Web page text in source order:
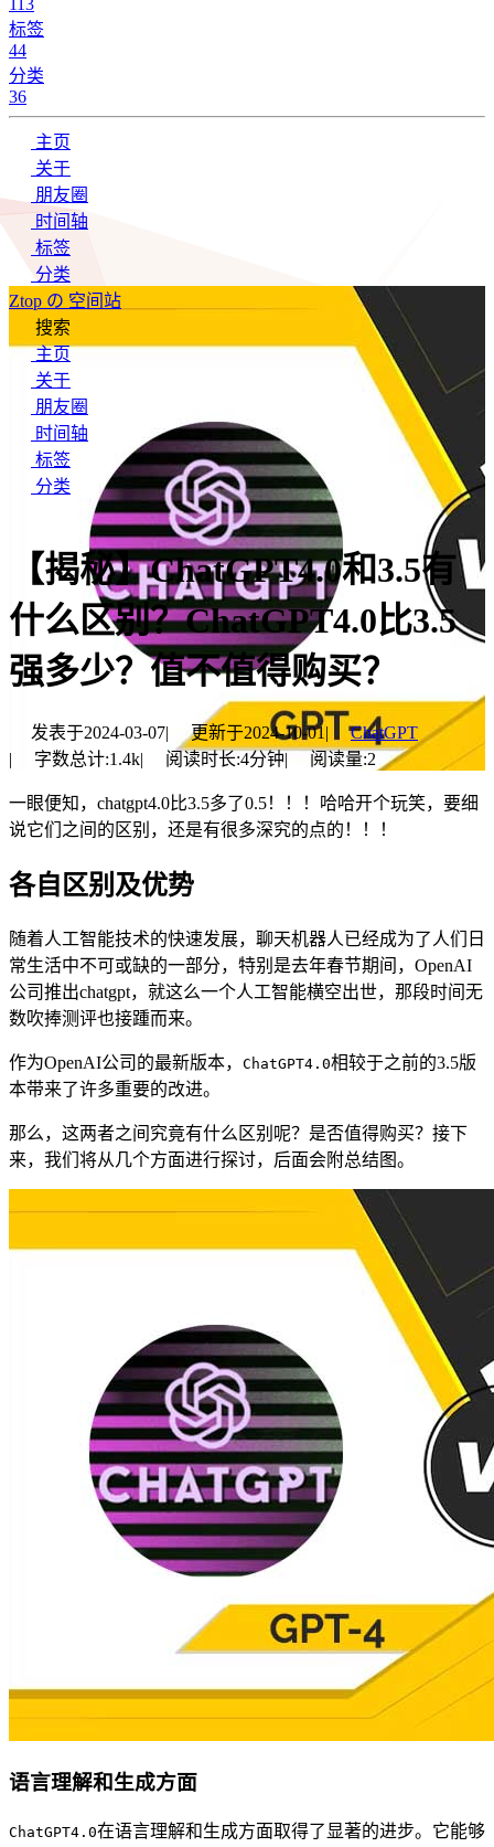
113
标签
44
分类
36
主页
关于
朋友圈
时间轴
标签
分类
Ztop の 空间站
搜索
主页
关于
朋友圈
时间轴
标签
分类
【揭秘】ChatGPT4.0和3.5有
什么区别？ChatGPT4.0比3.5
强多少？值不值得购买？
发表于2024-03-07| 更新于2024-10-01|
ChatGPT
|
字数总计:1.4k| 阅读时长:4分钟| 阅读量:2
一眼便知，chatgpt4.0比3.5多了0.5！！！哈哈开个玩笑，要细
说它们之间的区别，还是有很多深究的点的！！！
各自区别及优势
随着人工智能技术的快速发展，聊天机器人已经成为了人们日
常生活中不可或缺的一部分，特别是去年春节期间，OpenAI
公司推出chatgpt，就这么一个人工智能横空出世，那段时间无
数吹捧测评也接踵而来。
作为OpenAI公司的最新版本， ChatGPT4.0相较于之前的3.5版
本带来了许多重要的改进。
那么，这两者之间究竟有什么区别呢？是否值得购买？接下
来，我们将从几个方面进行探讨，后面会附总结图。
语言理解和生成方面
ChatGPT4.0在语言理解和生成方面取得了显著的进步。它能够